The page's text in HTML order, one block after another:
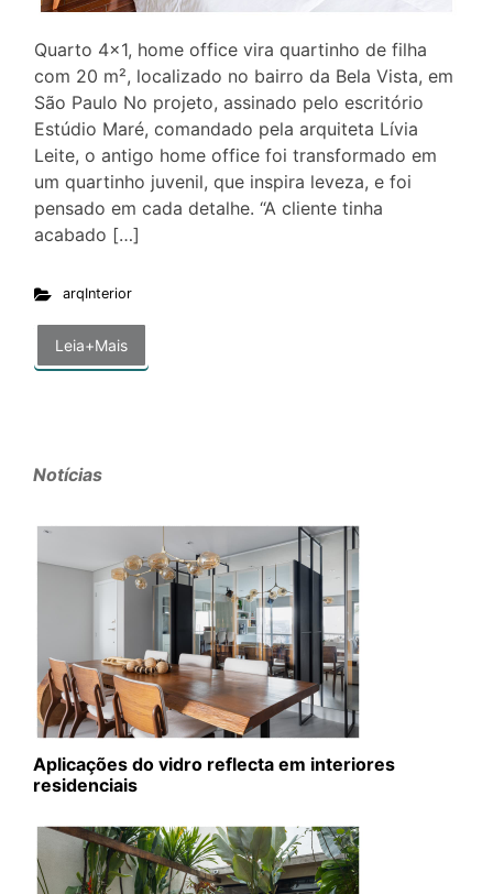
Quarto 4×1, home office vira quartinho de filha
com 20 m², localizado no bairro da Bela Vista, em
São Paulo No projeto, assinado pelo escritório
Estúdio Maré, comandado pela arquiteta Lívia
Leite, o antigo home office foi transformado em
um quartinho juvenil, que inspira leveza, e foi
pensado em cada detalhe. “A cliente tinha
acabado […]
arqInterior
Leia+Mais
Notícias
Aplicações do vidro reflecta em interiores
residenciais